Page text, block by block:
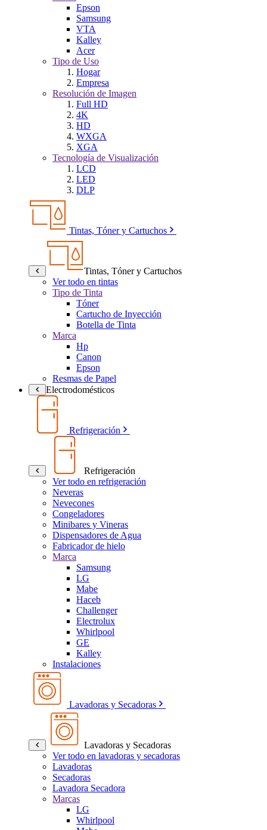
Epson
Samsung
VTA
Kalley
Acer
Tipo de Uso
Hogar
Empresa
Resolución de Imagen
Full HD
4K
HD
WXGA
XGA
Tecnología de Visualización
LCD
LED
DLP
Tintas, Tóner y Cartuchos
Tintas, Tóner y Cartuchos
Ver todo en tintas
Tipo de Tinta
Tóner
Cartucho de Inyección
Botella de Tinta
Marca
Hp
Canon
Epson
Resmas de Papel
Electrodomésticos
Refrigeración
Refrigeración
Ver todo en refrigeración
Neveras
Nevecones
Congeladores
Minibares y Vineras
Dispensadores de Agua
Fabricador de hielo
Marca
Samsung
LG
Mabe
Haceb
Challenger
Electrolux
Whirlpool
GE
Kalley
Instalaciones
Lavadoras y Secadoras
Lavadoras y Secadoras
Ver todo en lavadoras y secadoras
Lavadoras
Secadoras
Lavadora Secadora
Marcas
LG
Whirlpool